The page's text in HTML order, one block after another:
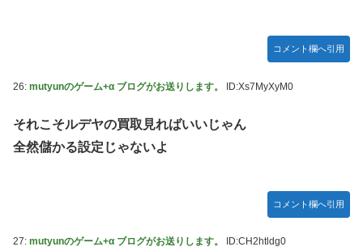
コメント欄へ引用
26: mutyunのゲーム+α ブログがお送りします。 ID:Xs7MyXyM0
それこそルデヤの買取見ればいいじゃん
全然儲かる設定じゃないよ
コメント欄へ引用
27: mutyunのゲーム+α ブログがお送りします。 ID:CH2htldg0